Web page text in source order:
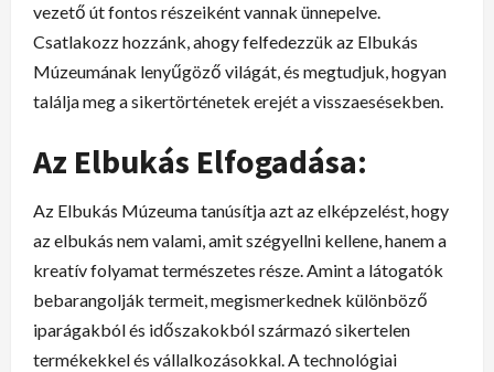
vezető út fontos részeiként vannak ünnepelve.
Csatlakozz hozzánk, ahogy felfedezzük az Elbukás
Múzeumának lenyűgöző világát, és megtudjuk, hogyan
találja meg a sikertörténetek erejét a visszaesésekben.
Az Elbukás Elfogadása:
Az Elbukás Múzeuma tanúsítja azt az elképzelést, hogy
az elbukás nem valami, amit szégyellni kellene, hanem a
kreatív folyamat természetes része. Amint a látogatók
bebarangolják termeit, megismerkednek különböző
iparágakból és időszakokból származó sikertelen
termékekkel és vállalkozásokkal. A technológiai